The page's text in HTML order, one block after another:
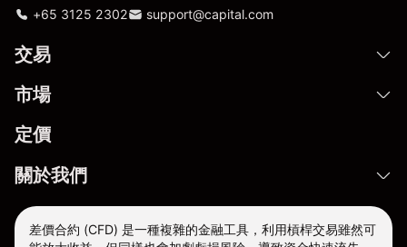
+65 3125 2302 support@capital.com
交易
市場
定價
關於我們
差價合約 (CFD) 是一種複雜的金融工具，利用槓桿交易雖然可